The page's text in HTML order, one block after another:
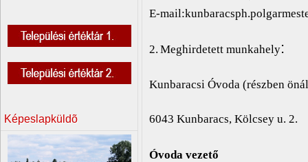
Képeslapküldõ
E-
2. Meghirdetett munkahely:
Kunbaracsi Óvoda (részben
6043 Kunbaracs, Kölcsey u. 2.
Óvoda vezető